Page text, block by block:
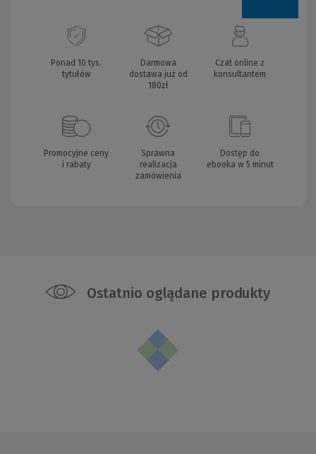
Ponad 10 tys.
tytułów
Darmowa
dostawa już od
180zł
Czat online z
konsultantem
Promocyjne ceny
i rabaty
Sprawna
realizacja
zamówienia
Dostęp do
ebooka w 5 minut
Ostatnio oglądane produkty